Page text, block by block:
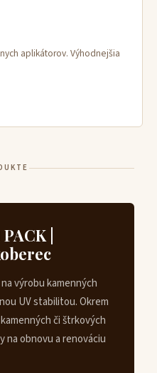
aplikátorov. Výhodnejšia
|
výrobu kamenných
UV stabilitou. Okrem
či štrkových
na obnovu a renováciu